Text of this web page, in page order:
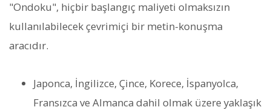
"Ondoku", hiçbir başlangıç maliyeti olmaksızın
kullanılabilecek çevrimiçi bir metin-konuşma
aracıdır.
Japonca, İngilizce, Çince, Korece, İspanyolca,
Fransızca ve Almanca dahil olmak üzere yaklaşık